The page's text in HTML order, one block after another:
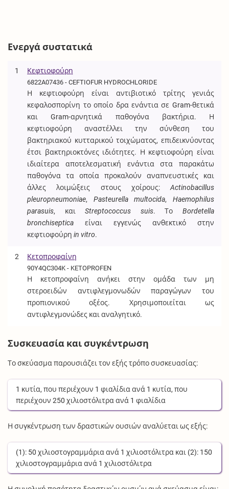
Ενεργά συστατικά
1 Κεφτιοφούρη
6822A07436 - CEFTIOFUR HYDROCHLORIDE
Η κεφτιοφούρη είναι αντιβιοτικό τρίτης γενιάς
κεφαλοσπορίνη το οποίο δρα ενάντια σε Gram-θετικά
και Gram-αρνητικά παθογόνα βακτήρια. Η
κεφτιοφούρη αναστέλλει την σύνθεση του
βακτηριακού κυτταρικού τοιχώματος, επιδεικνύοντας
έτσι βακτηριοκτόνες ιδιότητες. Η κεφτιοφούρη είναι
ιδιαίτερα αποτελεσματική ενάντια στα παρακάτω
παθογόνα τα οποία προκαλούν αναπνευστικές και
άλλες λοιμώξεις στους χοίρους: Actinobacillus
pleuropneumoniae, Pasteurella multocida, Haemophilus
parasuis, καιStreptococcus suis. Το Bordetella
bronchiseptica είναι εγγενώς ανθεκτικό στην
κεφτιοφούρηin vitro.
2 Κετοπροφαίνη
90Y4QC304K - KETOPROFEN
Η κετοπροφαίνη ανήκει στην ομάδα των μη
στεροειδών αντιφλεγμονωδών παραγώγων του
προπιονικού οξέος. Χρησιμοποιείται ως
αντιφλεγμονώδες και αναλγητικό.
Συσκευασία και συγκέντρωση
Το σκεύασμα παρουσιάζει τον εξής τρόπο συσκευασίας:
1 κυτία, που περιέχουν 1 φιαλίδια ανά 1 κυτία, που
περιέχουν250 χιλιοστόλιτρα ανά 1 φιαλίδια
Η συγκέντρωση των δραστικών ουσιών αναλύεται ως εξής:
(1): 50 χιλιοστογραμμάρια ανά 1 χιλιοστόλιτρα και (2): 150
χιλιοστογραμμάρια ανά 1 χιλιοστόλιτρα